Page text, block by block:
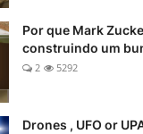
Por que Mark
construindo um
2 5292
Drones , UFO or